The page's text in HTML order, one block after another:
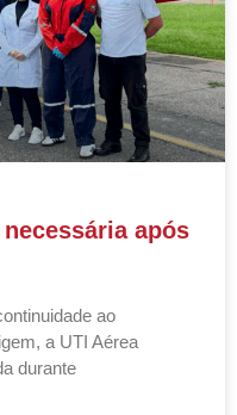
após
ao
a UTI Aérea
durante